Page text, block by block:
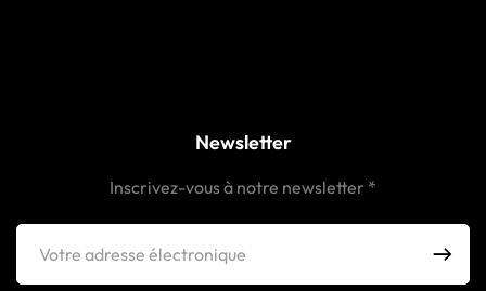
Newsletter
Inscrivez-vous à notre newsletter *